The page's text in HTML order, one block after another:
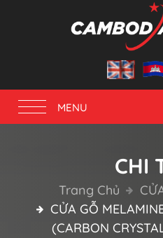
Toggle
navigation
MENU
CHI
Trang Chủ
CỬA GỖ
(CARBON